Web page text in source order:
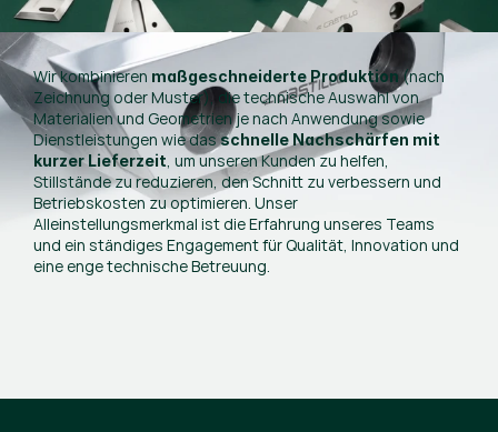
Wir kombinieren maßgeschneiderte Produktion(nach
Zeichnung oder Muster), die technische Auswahl von
Materialien und Geometrien je nach Anwendung sowie
Dienstleistungen wie dasschnelle Nachschärfen mit
kurzer Lieferzeit, um unseren Kunden zu helfen,
Stillstände zu reduzieren, den Schnitt zu verbessern und
Betriebskosten zu optimieren. Unser
Alleinstellungsmerkmal ist die Erfahrung unseres Teams
und ein ständiges Engagement für Qualität, Innovation und
eine enge technische Betreuung.